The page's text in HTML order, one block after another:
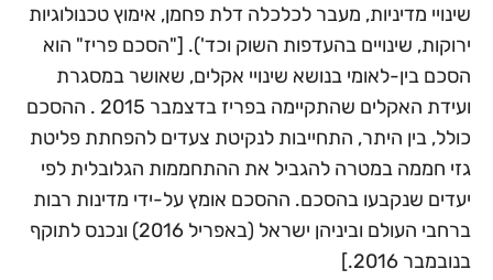
שינויי מדיניות, מעבר לכלכלה דלת פחמן, אימוץ טכנולוגיות
ירוקות, שינויים בהעדפות השוק וכד'). ["הסכם פריז" הוא
הסכם בין-לאומי בנושא שינויי אקלים, שאושר במסגרת
ועידת האקלים שהתקיימה בפריז בדצמבר 2015 . ההסכם
כולל, בין היתר, התחייבות לנקיטת צעדים להפחתת פליטת
גזי חממה במטרה להגביל את ההתחממות הגלובלית לפי
יעדים שנקבעו בהסכם. ההסכם אומץ על-ידי מדינות רבות
ברחבי העולם וביניהן ישראל (באפריל 2016) ונכנס לתוקף
בנובמבר 2016.]